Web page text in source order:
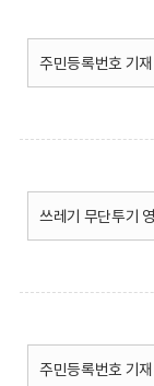
주민등록번호 기
쓰레기 무단투기
주민등록번호 기